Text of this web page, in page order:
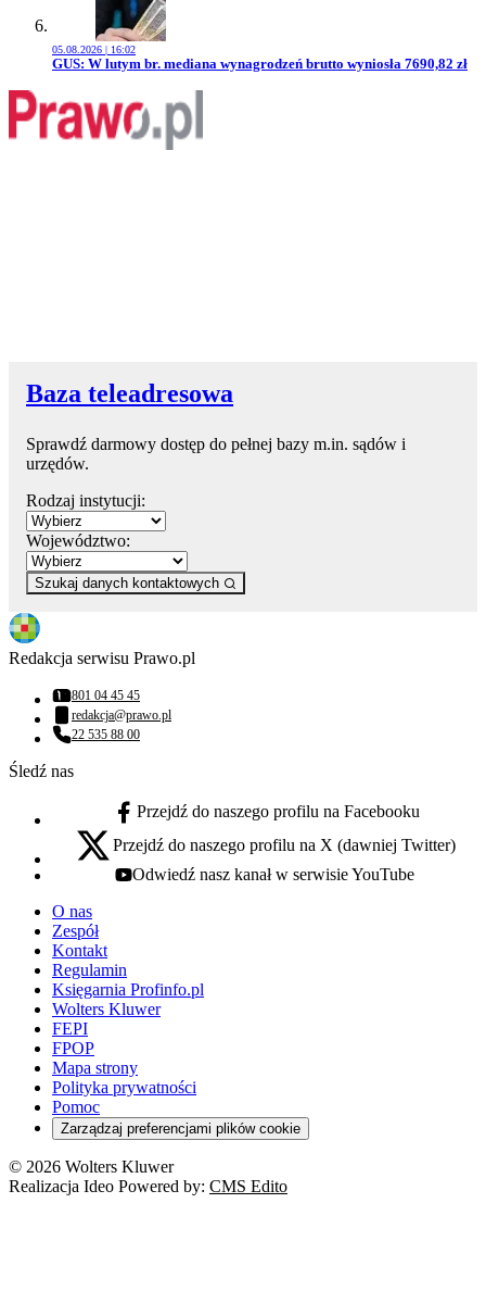
05.08.2026 | 16:02
Przejdź do artykułu:
GUS: W lutym br. mediana wynagrodzeń brutto wyniosła 7690,82 zł
Baza teleadresowa
Sprawdź darmowy dostęp do pełnej bazy m.in. sądów i
urzędów.
Rodzaj instytucji:
Województwo:
Szukaj danych kontaktowych
Redakcja serwisu Prawo.pl
Numer telefonu:
801 04 45 45
Adres email:
redakcja@prawo.pl
Numer telefonu:
22 535 88 00
Śledź nas
facebook - otwiera się w nowej karcie
Przejdź do naszego profilu na Facebooku
x - otwiera się w nowej karcie
Przejdź do naszego profilu na X (dawniej Twitter)
youtube - otwiera się w nowej karcie
Odwiedź nasz kanał w serwisie YouTube
O nas
Zespół
Kontakt
Regulamin
Księgarnia Profinfo.pl
Wolters Kluwer
FEPI
FPOP
Mapa strony
Polityka prywatności
Pomoc
Zarządzaj preferencjami plików cookie
© 2026 Wolters Kluwer
Realizacja Ideo Powered by: CMS Edito